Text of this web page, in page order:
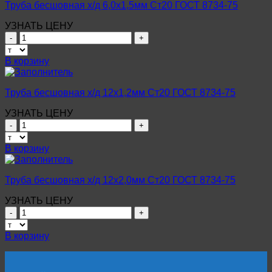
д
Ст20
ГОСТ
8734-
75
Труба бесшовная х/д 6,0х1,5мм Ст20 ГОСТ 8734-75
УЗНАТЬ ЦЕНУ
Количество
товара
Труба
бесшовная
х/
д
Ст20
ГОСТ
8734-
75
В корзину
Труба бесшовная х/д 12х1,2мм Ст20 ГОСТ 8734-75
УЗНАТЬ ЦЕНУ
Количество
товара
Труба
бесшовная
х/
д
Ст20
ГОСТ
8734-
75
В корзину
Труба бесшовная х/д 12х2,0мм Ст20 ГОСТ 8734-75
УЗНАТЬ ЦЕНУ
Количество
товара
Труба
бесшовная
х/
В корзину